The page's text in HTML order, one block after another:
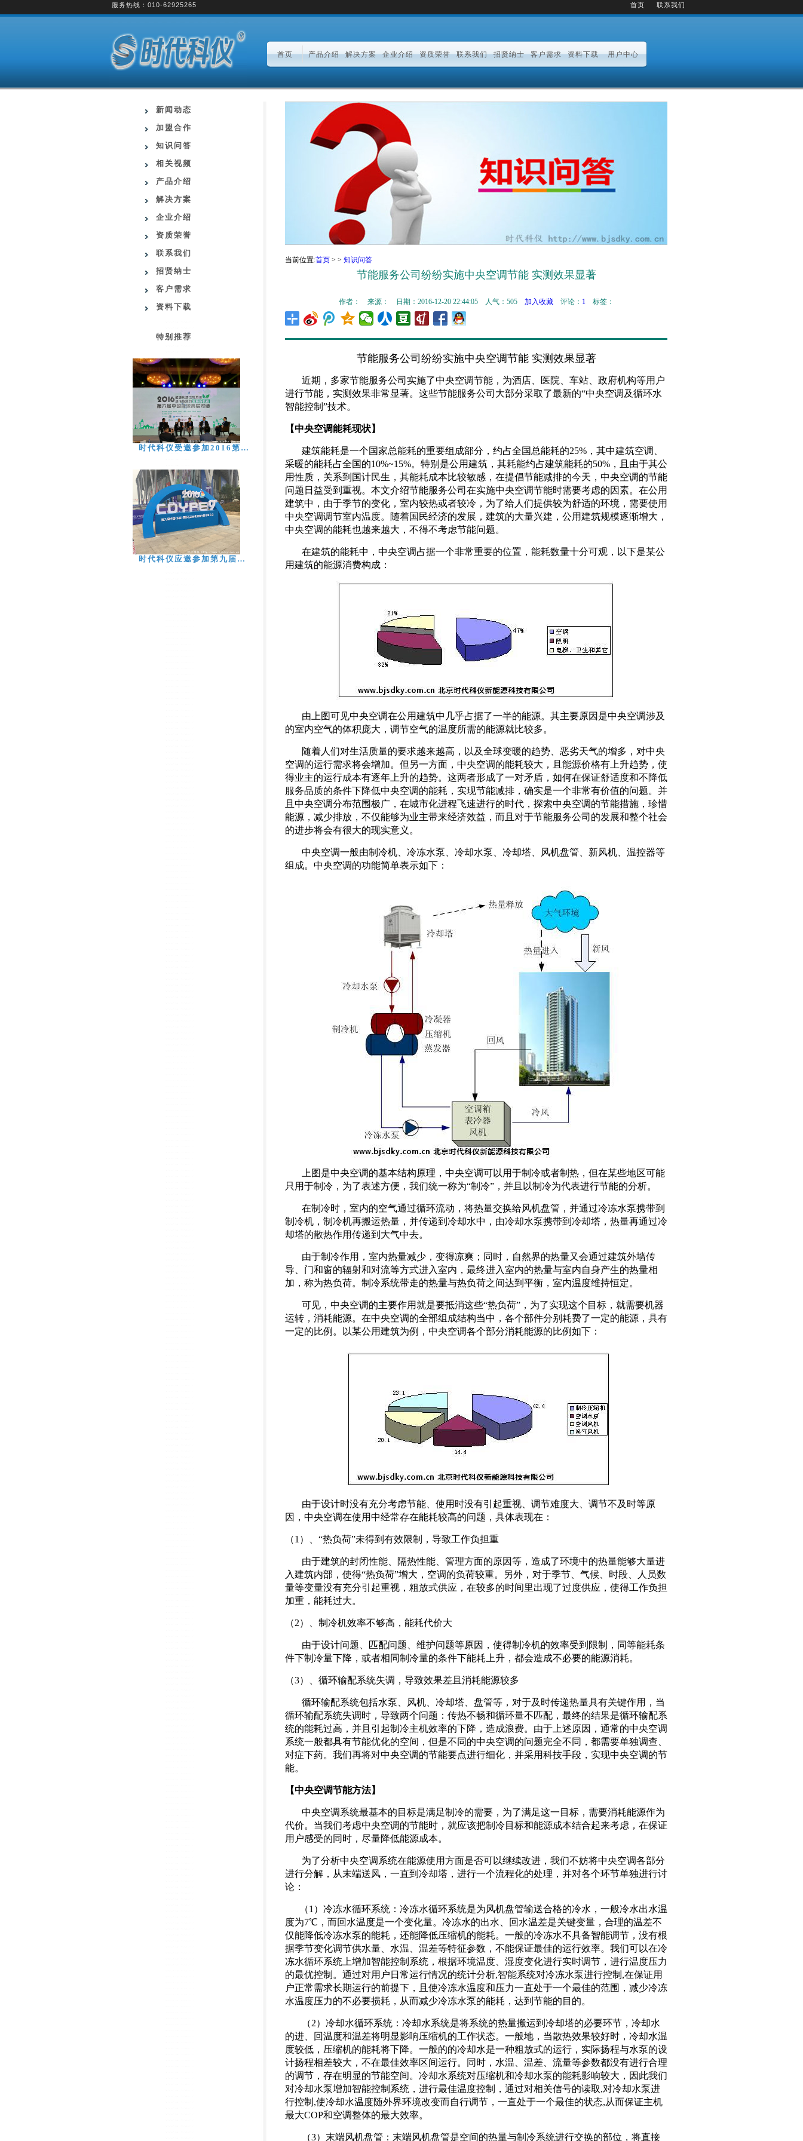
服务热线：010-62925265 首页 联系我们
首页 产品介绍 解决方案 企业介绍 资质荣誉 联系我们 招贤纳士 客户需求 资料下载 用户中心
新闻动态
加盟合作
知识问答
相关视频
产品介绍
解决方案
企业介绍
资质荣誉
联系我们
招贤纳士
客户需求
资料下载
特别推荐
时代科仪受邀参加2016第…
时代科仪应邀参加第九届…
当前位置:首页 > > 知识问答
节能服务公司纷纷实施中央空调节能 实测效果显著
作者： 来源： 日期：2016-12-20 22:44:05 人气： 505 加入收藏评论： 1标签：
节能服务公司纷纷实施中央空调节能 实测效果显著
近期，多家节能服务公司实施了中央空调节能，为酒店、医院、车站、政府机构等用户
进行节能，实测效果非常显著。这些节能服务公司大部分采取了最新的“中央空调及循环水
智能控制”技术。
【中央空调能耗现状】
建筑能耗是一个国家总能耗的重要组成部分，约占全国总能耗的25%，其中建筑空调、
采暖的能耗占全国的10%~15%。特别是公用建筑，其耗能约占建筑能耗的50%，且由于其公
用性质，关系到国计民生，其能耗成本比较敏感，在提倡节能减排的今天，中央空调的节能
问题日益受到重视。本文介绍节能服务公司在实施中央空调节能时需要考虑的因素。 在公用
建筑中，由于季节的变化，室内较热或者较冷，为了给人们提供较为舒适的环境，需要使用
中央空调调节室内温度。随着国民经济的发展，建筑的大量兴建，公用建筑规模逐渐增大，
中央空调的能耗也越来越大，不得不考虑节能问题。
在建筑的能耗中，中央空调占据一个非常重要的位置，能耗数量十分可观，以下是某公
用建筑的能源消费构成：
由上图可见中央空调在公用建筑中几乎占据了一半的能源。其主要原因是中央空调涉及
的室内空气的体积庞大，调节空气的温度所需的能源就比较多。
随着人们对生活质量的要求越来越高，以及全球变暖的趋势、恶劣天气的增多，对中央
空调的运行需求将会增加。但另一方面，中央空调的能耗较大，且能源价格有上升趋势，使
得业主的运行成本有逐年上升的趋势。这两者形成了一对矛盾，如何在保证舒适度和不降低
服务品质的条件下降低中央空调的能耗，实现节能减排，确实是一个非常有价值的问题。并
且中央空调分布范围极广，在城市化进程飞速进行的时代，探索中央空调的节能措施，珍惜
能源，减少排放，不仅能够为业主带来经济效益，而且对于节能服务公司的发展和整个社会
的进步将会有很大的现实意义。
中央空调一般由制冷机、冷冻水泵、冷却水泵、冷却塔、风机盘管、新风机、温控器等
组成。中央空调的功能简单表示如下：
上图是中央空调的基本结构原理，中央空调可以用于制冷或者制热，但在某些地区可能
只用于制冷，为了表述方便，我们统一称为“制冷”，并且以制冷为代表进行节能的分析。
在制冷时，室内的空气通过循环流动，将热量交换给风机盘管，并通过冷冻水泵携带到
制冷机，制冷机再搬运热量，并传递到冷却水中，由冷却水泵携带到冷却塔，热量再通过冷
却塔的散热作用传递到大气中去。
由于制冷作用，室内热量减少，变得凉爽；同时，自然界的热量又会通过建筑外墙传
导、门和窗的辐射和对流等方式进入室内，最终进入室内的热量与室内自身产生的热量相
加，称为热负荷。制冷系统带走的热量与热负荷之间达到平衡，室内温度维持恒定。
可见，中央空调的主要作用就是要抵消这些“热负荷”，为了实现这个目标，就需要机器
运转，消耗能源。在中央空调的全部组成结构当中，各个部件分别耗费了一定的能源，具有
一定的比例。以某公用建筑为例，中央空调各个部分消耗能源的比例如下：
由于设计时没有充分考虑节能、使用时没有引起重视、调节难度大、调节不及时等原
因，中央空调在使用中经常存在能耗较高的问题，具体表现在：
（1）、“热负荷”未得到有效限制，导致工作负担重
由于建筑的封闭性能、隔热性能、管理方面的原因等，造成了环境中的热量能够大量进
入建筑内部，使得“热负荷”增大，空调的负荷较重。另外，对于季节、气候、时段、人员数
量等变量没有充分引起重视，粗放式供应，在较多的时间里出现了过度供应，使得工作负担
加重，能耗过大。
（2）、制冷机效率不够高，能耗代价大
由于设计问题、匹配问题、维护问题等原因，使得制冷机的效率受到限制，同等能耗条
件下制冷量下降，或者相同制冷量的条件下能耗上升，都会造成不必要的能源消耗。
（3）、循环输配系统失调，导致效果差且消耗能源较多
循环输配系统包括水泵、风机、冷却塔、盘管等，对于及时传递热量具有关键作用，当
循环输配系统失调时，导致两个问题：传热不畅和循环量不匹配，最终的结果是循环输配系
统的能耗过高，并且引起制冷主机效率的下降，造成浪费。 由于上述原因，通常的中央空调
系统一般都具有节能优化的空间，但是不同的中央空调的问题完全不同，都需要单独调查、
对症下药。我们再将对中央空调的节能要点进行细化，并采用科技手段，实现中央空调的节
能。
【中央空调节能方法】
中央空调系统最基本的目标是满足制冷的需要，为了满足这一目标，需要消耗能源作为
代价。当我们考虑中央空调的节能时，就应该把制冷目标和能源成本结合起来考虑，在保证
用户感受的同时，尽量降低能源成本。
为了分析中央空调系统在能源使用方面是否可以继续改进，我们不妨将中央空调各部分
进行分解，从末端送风，一直到冷却塔，进行一个流程化的处理，并对各个环节单独进行讨
论：
（1）冷冻水循环系统：冷冻水循环系统是为风机盘管输送合格的冷水，一般冷水出水温
度为7℃，而回水温度是一个变化量。冷冻水的出水、回水温差是关键变量，合理的温差不
仅能降低冷冻水泵的能耗，还能降低压缩机的能耗。一般的冷冻水不具备智能调节，没有根
据季节变化调节供水量、水温、温差等特征参数，不能保证最佳的运行效率。我们可以在冷
冻水循环系统上增加智能控制系统，根据环境温度、湿度变化进行实时调节，进行温度压力
的最优控制。通过对用户日常运行情况的统计分析,智能系统对冷冻水泵进行控制,在保证用
户正常需求长期运行的前提下，且使冷冻水温度和压力一直处于一个最佳的范围，减少冷冻
水温度压力的不必要损耗，从而减少冷冻水泵的能耗，达到节能的目的。
（2）冷却水循环系统：冷却水系统是将系统的热量搬运到冷却塔的必要环节，冷却水
的进、回温度和温差将明显影响压缩机的工作状态。一般地，当散热效果较好时，冷却水温
度较低，压缩机的能耗将下降。一般的的冷却水是一种粗放式的运行，实际扬程与水泵的设
计扬程相差较大，不在最佳效率区间运行。同时，水温、温差、流量等参数都没有进行合理
的调节，存在明显的节能空间。冷却水系统对压缩机和冷却水泵的能耗影响较大，因此我们
对冷却水泵增加智能控制系统，进行最佳温度控制，通过对相关信号的读取,对冷却水泵进
行控制,使冷却水温度随外界环境改变而自行调节，一直处于一个最佳的状态,从而保证主机
最大COP和空调整体的最大效率。
（3）末端风机盘管：末端风机盘管是空间的热量与制冷系统进行交换的部位，将直接